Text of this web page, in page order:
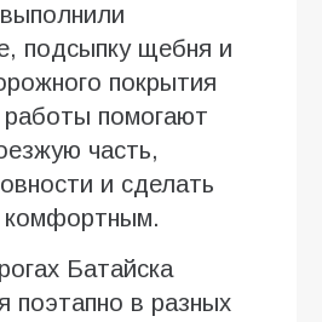
подсыпку щебня и
покрытия
работы помогают
часть,
и сделать
комфортным.
Батайска
поэтапно в разных